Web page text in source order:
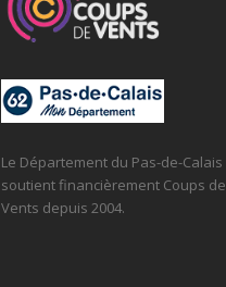
Le Département du Pas-de-Calais
soutient financièrement Coups de
Vents depuis 2004.